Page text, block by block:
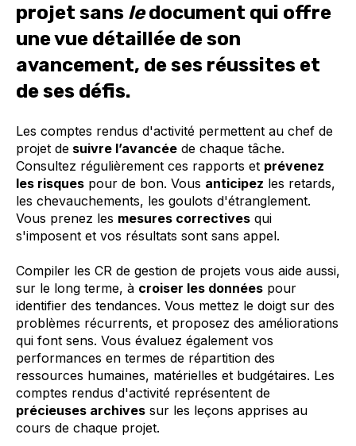
projet sans ledocument qui offre
une vue détaillée de son
avancement, de ses réussites et
de ses défis.
Les comptes rendus d'activité permettent au chef de
projet de suivre l’avancée de chaque tâche.
Consultez régulièrement ces rapports et prévenez
les risques pour de bon. Vous anticipez les retards,
les chevauchements, les goulots d'étranglement.
Vous prenez les mesures correctives qui
s'imposent et vos résultats sont sans appel.
Compiler les CR de gestion de projets vous aide aussi,
sur le long terme, à croiser les données pour
identifier des tendances. Vous mettez le doigt sur des
problèmes récurrents, et proposez des améliorations
qui font sens. Vous évaluez également vos
performances en termes de répartition des
ressources humaines, matérielles et budgétaires. Les
comptes rendus d'activité représentent de
précieuses archives sur les leçons apprises au
cours de chaque projet.